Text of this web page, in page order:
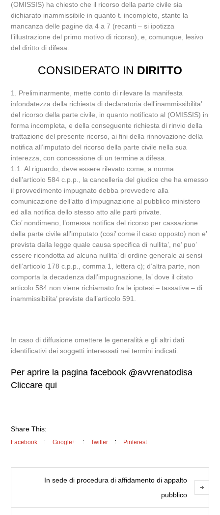
(OMISSIS) ha chiesto che il ricorso della parte civile sia
dichiarato inammissibile in quanto t. incompleto, stante la
mancanza delle pagine da 4 a 7 (recanti – si ipotizza
l’illustrazione del primo motivo di ricorso), e, comunque, lesivo
del diritto di difesa.
CONSIDERATO IN DIRITTO
1. Preliminarmente, mette conto di rilevare la manifesta
infondatezza della richiesta di declaratoria dell’inammissibilita’
del ricorso della parte civile, in quanto notificato al (OMISSIS) in
forma incompleta, e della conseguente richiesta di rinvio della
trattazione del presente ricorso, ai fini della rinnovazione della
notifica all’imputato del ricorso della parte civile nella sua
interezza, con concessione di un termine a difesa.
1.1. Al riguardo, deve essere rilevato come, a norma
dell’articolo 584 c.p.p., la cancelleria del giudice che ha emesso
il provvedimento impugnato debba provvedere alla
comunicazione dell’atto d’impugnazione al pubblico ministero
ed alla notifica dello stesso atto alle parti private.
Cio’ nondimeno, l’omessa notifica del ricorso per cassazione
della parte civile all’imputato (cosi’ come il caso opposto) non e’
prevista dalla legge quale causa specifica di nullita’, ne’ puo’
essere ricondotta ad alcuna nullita’ di ordine generale ai sensi
dell’articolo 178 c.p.p., comma 1, lettera c); d’altra parte, non
comporta la decadenza dall’impugnazione, la’ dove il citato
articolo 584 non viene richiamato fra le ipotesi – tassative – di
inammissibilita’ previste dall’articolo 591.
In caso di diffusione omettere le generalità e gli altri dati
identificativi dei soggetti interessati nei termini indicati.
Per aprire la pagina facebook @avvrenatodisa
Cliccare qui
Share This:
Facebook Google+ Twitter Pinterest
In sede di procedura di affidamento di appalto
pubblico